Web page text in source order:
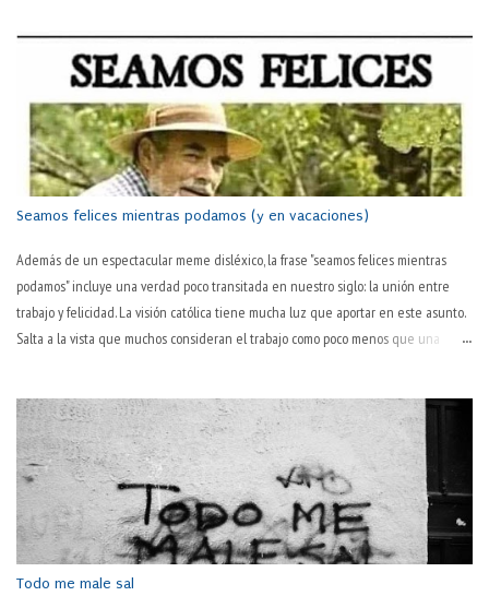
Seamos felices mientras podamos (y en vacaciones)
Además de un espectacular meme disléxico, la frase "seamos felices mientras
podamos" incluye una verdad poco transitada en nuestro siglo: la unión entre
trabajo y felicidad. La visión católica tiene mucha luz que aportar en este asunto.
Salta a la vista que muchos consideran el trabajo como poco menos que una
trabajo, todos lo sabemos. El hablar normal —y quizás ya poco habitual— así lo
sugiere: "este pantalón lo tienes ya muy trabajado; cámbiatelo". El trabajo
desgasta. ¿Pero es lo único que hace? Es más, ¿es lo que consigue de modo
primario? ¿No será ese desgaste una consecuencia habitual pero no necesaria
en su esencia, sino algo debido a la inevitable corporalidad y temporalidad? Por
pasos, que la sociedad actual es tozuda. "La pasión es el motor del trabajo" Así lo
decía Pep Guardiola,...
Todo me male sal